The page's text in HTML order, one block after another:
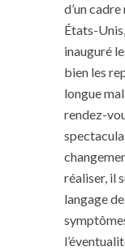
d’un
États-
inauguré
bien les
longue
rendez-
réaliser, il
langage